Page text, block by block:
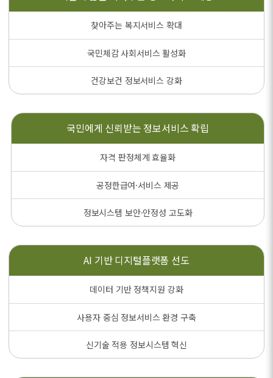
찾아주는 복지서비스 확대
국민체감 사회서비스 활성화
건강보건 정보서비스 강화
국민에게 신뢰받는 정보서비스 확립
자격 판정체계 효율화
공정한급여·서비스 제공
정보시스템 보안·안정성 고도화
AI 기반디지털플랫폼 선도
데이터 기반 정책지원 강화
사용자 중심 정보서비스 환경 구축
신기술 적용 정보시스템 혁신